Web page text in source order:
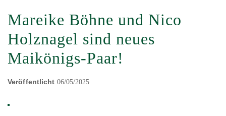
Mareike Böhne und Nico
Holznagel sind neues
Maikönigs-Paar!
Veröffentlicht 06/05/2025